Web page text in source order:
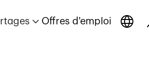
Offres d'emploi